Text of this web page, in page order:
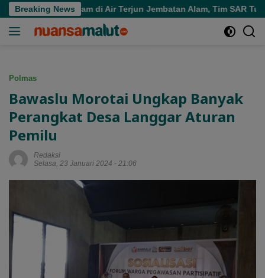
Langsung
ke
Breaking News
Tenggelam di Air Terjun Jembatan Alam, Tim SAR Turun
Polmas
Bawaslu Morotai Ungkap Banyak
Perangkat Desa Langgar Aturan
Pemilu
Redaksi
Selasa, 23 Januari 2024 - 21:06